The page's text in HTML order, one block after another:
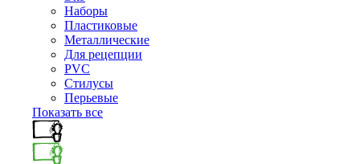
Наборы
Пластиковые
Металлические
Для рецепции
PVC
Стилусы
Перьевые
Показать все